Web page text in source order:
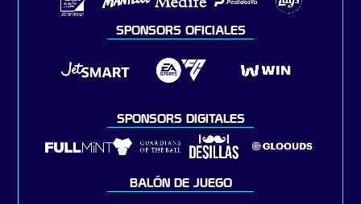
SPONSORS OFICIALES
SPONSORS DIGITALES
BALÓN DE JUEGO